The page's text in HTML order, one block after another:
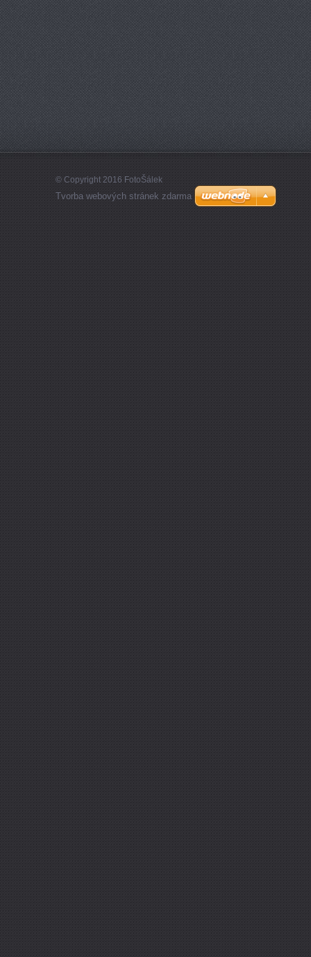
© Copyright 2016 FotoŠálek
Tvorba webových stránek zdarma